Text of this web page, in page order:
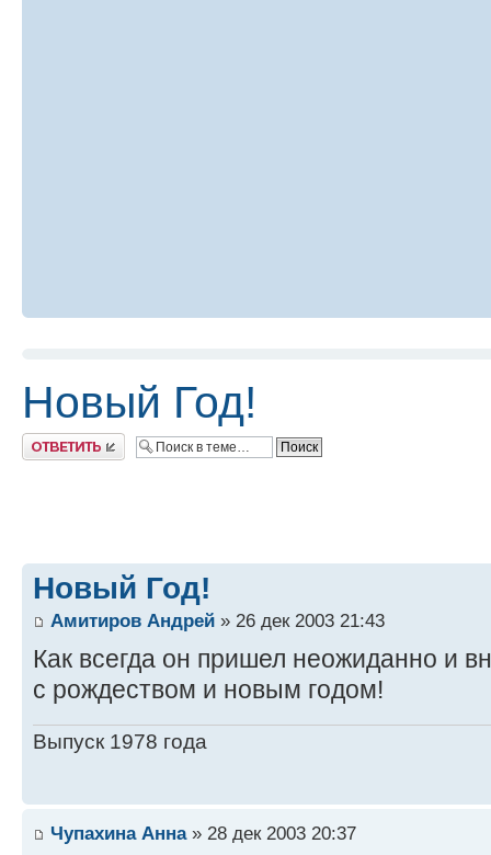
Новый Год!
Ответить
Новый Год!
Амитиров Андрей » 26 дек 2003 21:43
Как всегда он пришел неожиданно и
с рождеством и новым годом!
Выпуск 1978 года
Чупахина Анна» 28 дек 2003 20:37